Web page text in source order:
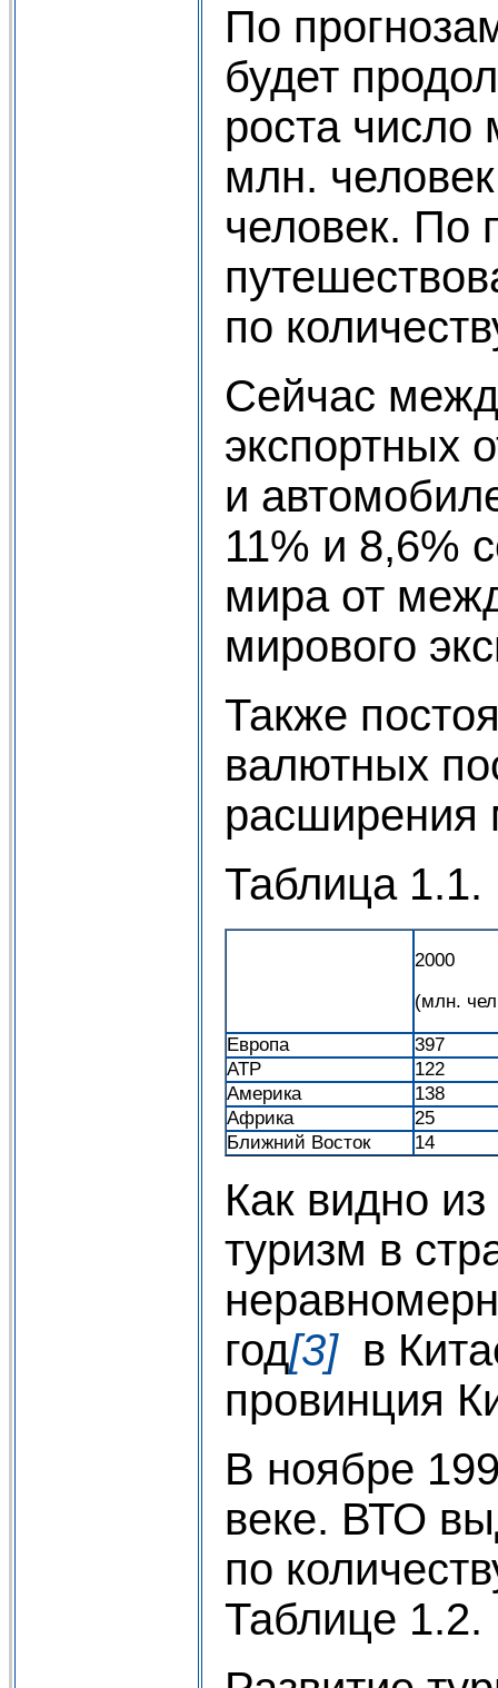
По
будет
роста число
млн.
человек. По
по
Сейчас
экспортных
и
11% и 8,6%
мира от
мирового
Также
валютных
расширения
Таблица 1.1.
2000
(млн.
Европа
397
АТР
122
Америка
138
Африка
25
Ближний Восток
14
Как видно
туризм в
год[3]в
провинция
В ноябре
веке. ВТО
по
Таблице 1.2.